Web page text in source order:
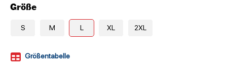
Größe
S M L XL 2XL
Größentabelle